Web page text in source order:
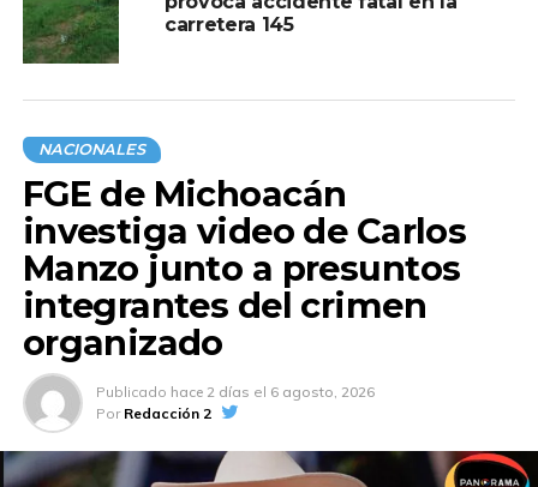
carretera 145
NACIONALES
FGE de Michoacán
investiga video de Carlos
Manzo junto a presuntos
integrantes del crimen
organizado
Publicado hace 2 días el 6 agosto, 2026
Por Redacción 2